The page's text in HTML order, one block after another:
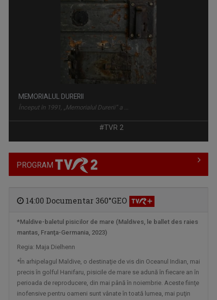
MEMORIALUL DURERII
Început în 1991, „Memorialul Durerii” a ...
CRONICA UCRAINEANĂ
"Cronica Ucraineană" este o producție a ...
#TVR 2
PROGRAM
14:00 Documentar 360°GEO
*Maldive-baletul pisicilor de mare (Maldives, le ballet des raies
mantas, Franţa-Germania, 2023)
Regia: Maja Dielhenn
*În arhipelagul Maldive, o destinaţie de vis din Oceanul Indian, mai
precis în golful Hanifaru, pisicile de mare se adună în fiecare an în
perioada de reproducere, din mai până în noiembrie. Aceste fiinţe
inofensive pentru oameni sunt vânate în toată lumea, mai puţin